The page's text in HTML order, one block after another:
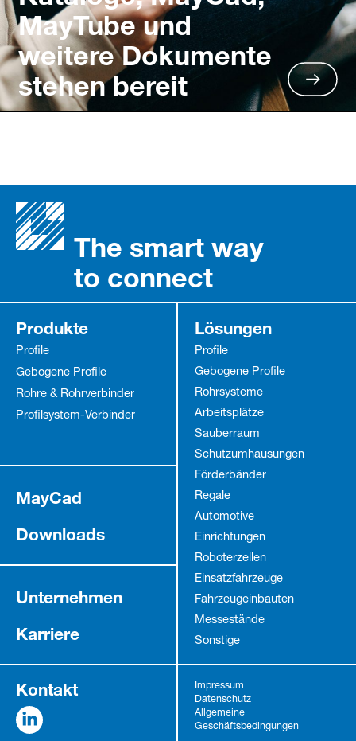
MayTube und
weitere Dokumente
stehen bereit
The smart way
to connect
Produkte
Profile
Gebogene Profile
Rohre & Rohrverbinder
Profilsystem-Verbinder
Lösungen
Profile
Gebogene Profile
Rohrsysteme
Arbeitsplätze
Sauberraum
Schutz­umhausungen
Förderbänder
Regale
Automotive
Einrichtungen
Roboterzellen
Einsatzfahrzeuge
Fahrzeug­einbauten
Messestände
Sonstige
MayCad
Downloads
Unternehmen
Karriere
Kontakt
Impressum
Datenschutz
Allgemeine
Geschäftsbedingungen